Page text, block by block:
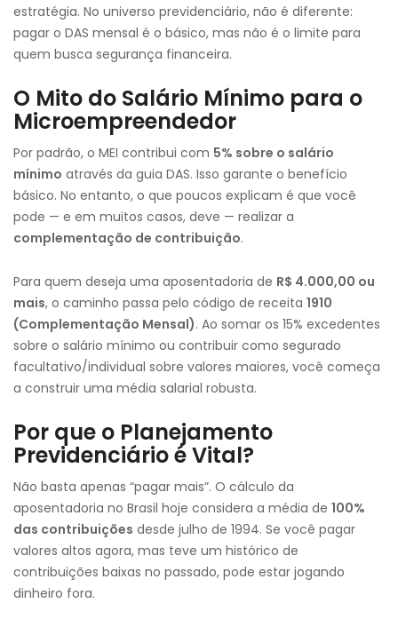
estratégia. No universo previdenciário, não é diferente:
pagar o DAS mensal é o básico, mas não é o limite para
quem busca segurança financeira.
O Mito do Salário Mínimo para o
Microempreendedor
Por padrão, o MEI contribui com 5% sobre o salário
mínimo através da guia DAS. Isso garante o benefício
básico. No entanto, o que poucos explicam é que você
pode — e em muitos casos, deve — realizar a
complementação de contribuição.
Para quem deseja uma aposentadoria de R$ 4.000,00 ou
mais, o caminho passa pelo código de receita 1910
(Complementação Mensal). Ao somar os 15% excedentes
sobre o salário mínimo ou contribuir como segurado
facultativo/individual sobre valores maiores, você começa
a construir uma média salarial robusta.
Por que o Planejamento
Previdenciário é Vital?
Não basta apenas “pagar mais”. O cálculo da
aposentadoria no Brasil hoje considera a média de 100%
das contribuições desde julho de 1994. Se você pagar
valores altos agora, mas teve um histórico de
contribuições baixas no passado, pode estar jogando
dinheiro fora.